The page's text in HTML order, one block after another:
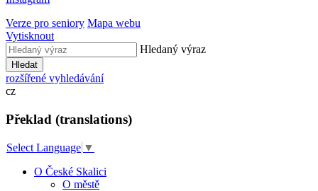
Verze pro seniory Mapa webu
Vytisknout
Hledaný výraz
Hledat
rozšířené vyhledávání
cz
Překlad (translations)
Select Language ▼
O České Skalici
O městě